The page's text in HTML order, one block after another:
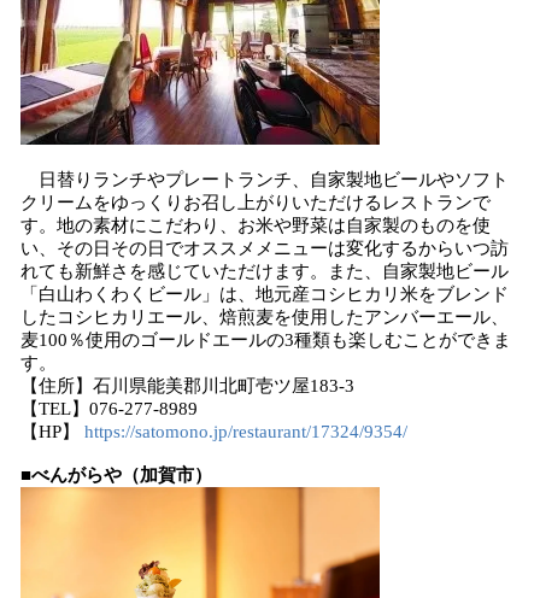
日替りランチやプレートランチ、自家製地ビールやソフト
クリームをゆっくりお召し上がりいただけるレストランで
す。地の素材にこだわり、お米や野菜は自家製のものを使
い、その日その日でオススメメニューは変化するからいつ訪
れても新鮮さを感じていただけます。また、自家製地ビール
「白山わくわくビール」は、地元産コシヒカリ米をブレンド
したコシヒカリエール、焙煎麦を使用したアンバーエール、
麦100％使用のゴールドエールの3種類も楽しむことができま
す。
【住所】石川県能美郡川北町壱ツ屋183-3
【TEL】076-277-8989
【HP】 https://satomono.jp/restaurant/17324/9354/
■べんがらや（加賀市）